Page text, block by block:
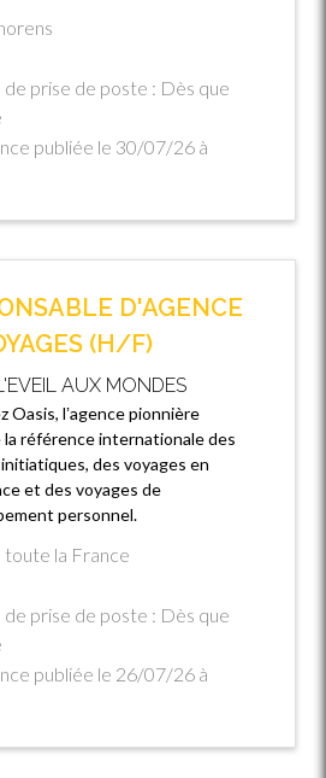
prise de poste : Dès que
publiée le 30/07/26 à
D'AGENCE
(H/F)
AUX MONDES
Oasis, lʼagence pionnière
la référence internationale des
des voyages en
et des voyages de
personnel.
toute la France
prise de poste : Dès que
publiée le 26/07/26 à